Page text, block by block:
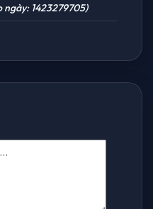
ngày: 1423279705)